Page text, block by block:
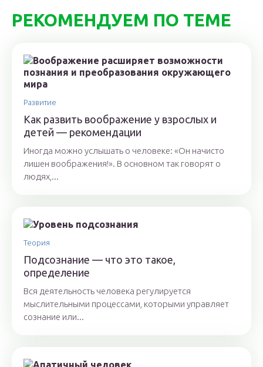
РЕКОМЕНДУЕМ ПО ТЕМЕ
Развитие
Как развить воображение у взрослых и
детей — рекомендации
Иногда можно услышать о человеке: «Он начисто
лишен воображения!». В основном так говорят о
людях,...
Теория
Подсознание — что это такое,
определение
Вся деятельность человека регулируется
мыслительными процессами, которыми управляет
сознание или...